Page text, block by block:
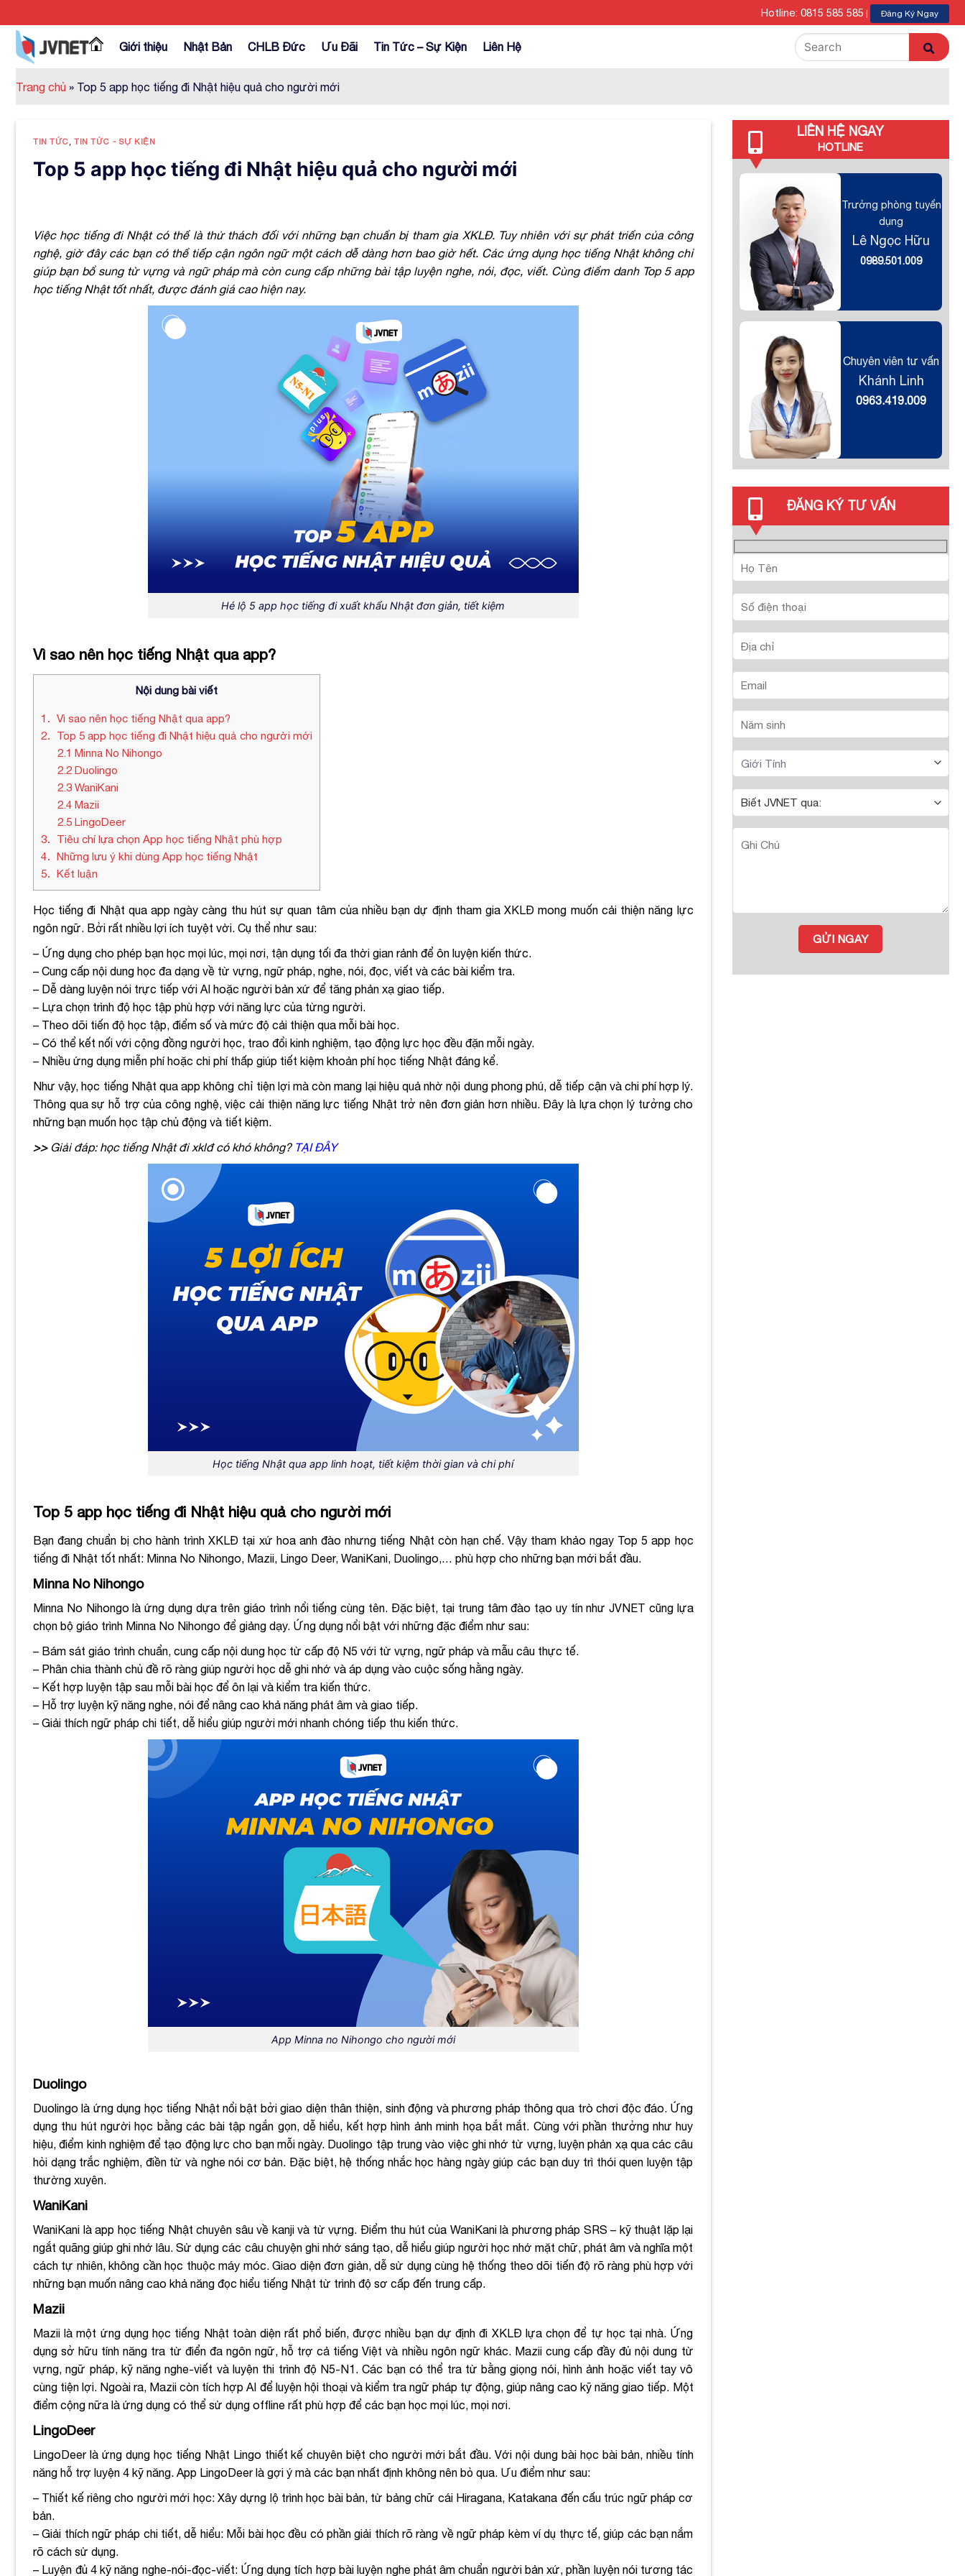
to
content
Hotline: 0815 585 585 Đăng Ký Ngay
Giới thiệu Nhật Bản CHLB Đức Ưu Đãi Tin Tức – Sự Kiện Liên Hệ
Trang chủ » Top 5 app học tiếng đi Nhật hiệu quả cho người mới
TIN TỨC ,TIN TỨC - SỰ KIỆN
Top 5 app học tiếng đi Nhật hiệu quả cho người mới
Việc học tiếng đi Nhật có thể là thử thách đối với những bạn chuẩn bị tham gia XKLĐ. Tuy nhiên với sự phát triển của công
nghệ, giờ đây các bạn có thể tiếp cận ngôn ngữ một cách dễ dàng hơn bao giờ hết. Các ứng dụng học tiếng Nhật không chỉ
giúp bạn bổ sung từ vựng và ngữ pháp mà còn cung cấp những bài tập luyện nghe, nói, đọc, viết. Cùng điểm danh Top 5 app
học tiếng Nhật tốt nhất, được đánh giá cao hiện nay.
Hé lộ 5 app học tiếng đi xuất khẩu Nhật đơn giản, tiết kiệm
Vì sao nên học tiếng Nhật qua app?
Nội dung bài viết
1
Vì sao nên học tiếng Nhật qua app?
2
Top 5 app học tiếng đi Nhật hiệu quả cho người mới
2.1 Minna No Nihongo
2.2Duolingo
2.3WaniKani
2.4Mazii
2.5LingoDeer
3
Tiêu chí lựa chọn App học tiếng Nhật phù hợp
4
Những lưu ý khi dùng App học tiếng Nhật
5
Kết luận
Học tiếng đi Nhật qua app ngày càng thu hút sự quan tâm của nhiều bạn dự định tham gia XKLĐ mong muốn cải thiện năng lực
ngôn ngữ. Bởi rất nhiều lợi ích tuyệt vời. Cụ thể như sau:
– Ứng dụng cho phép bạn học mọi lúc, mọi nơi, tận dụng tối đa thời gian rảnh để ôn luyện kiến thức.
– Cung cấp nội dung học đa dạng về từ vựng, ngữ pháp, nghe, nói, đọc, viết và các bài kiểm tra.
– Dễ dàng luyện nói trực tiếp với AI hoặc người bản xứ để tăng phản xạ giao tiếp.
– Lựa chọn trình độ học tập phù hợp với năng lực của từng người.
– Theo dõi tiến độ học tập, điểm số và mức độ cải thiện qua mỗi bài học.
– Có thể kết nối với cộng đồng người học, trao đổi kinh nghiệm, tạo động lực học đều đặn mỗi ngày.
– Nhiều ứng dụng miễn phí hoặc chi phí thấp giúp tiết kiệm khoản phí học tiếng Nhật đáng kể.
Như vậy, học tiếng Nhật qua app không chỉ tiện lợi mà còn mang lại hiệu quả nhờ nội dung phong phú, dễ tiếp cận và chi phí hợp lý.
Thông qua sự hỗ trợ của công nghệ, việc cải thiện năng lực tiếng Nhật trở nên đơn giản hơn nhiều. Đây là lựa chọn lý tưởng cho
những bạn muốn học tập chủ động và tiết kiệm.
>>Giải đáp: học tiếng Nhật đi xklđ có khó không? TẠI ĐÂY
Học tiếng Nhật qua app linh hoạt, tiết kiệm thời gian và chi phí
Top 5 app học tiếng đi Nhật hiệu quả cho người mới
Bạn đang chuẩn bị cho hành trình XKLĐ tại xứ hoa anh đào nhưng tiếng Nhật còn hạn chế. Vậy tham khảo ngay Top 5 app học
tiếng đi Nhật tốt nhất: Minna No Nihongo, Mazii, Lingo Deer, WaniKani, Duolingo,… phù hợp cho những bạn mới bắt đầu.
Minna No Nihongo
Minna No Nihongo là ứng dụng dựa trên giáo trình nổi tiếng cùng tên. Đặc biệt, tại trung tâm đào tạo uy tín như JVNET cũng lựa
chọn bộ giáo trình Minna No Nihongo để giảng dạy. Ứng dụng nổi bật với những đặc điểm như sau:
– Bám sát giáo trình chuẩn, cung cấp nội dung học từ cấp độ N5 với từ vựng, ngữ pháp và mẫu câu thực tế.
– Phân chia thành chủ đề rõ ràng giúp người học dễ ghi nhớ và áp dụng vào cuộc sống hằng ngày.
– Kết hợp luyện tập sau mỗi bài học để ôn lại và kiểm tra kiến thức.
– Hỗ trợ luyện kỹ năng nghe, nói để nâng cao khả năng phát âm và giao tiếp.
– Giải thích ngữ pháp chi tiết, dễ hiểu giúp người mới nhanh chóng tiếp thu kiến thức.
App Minna no Nihongo cho người mới
Duolingo
Duolingo là ứng dụng học tiếng Nhật nổi bật bởi giao diện thân thiện, sinh động và phương pháp thông qua trò chơi độc đáo. Ứng
dụng thu hút người học bằng các bài tập ngắn gọn, dễ hiểu, kết hợp hình ảnh minh họa bắt mắt. Cùng với phần thưởng như huy
hiệu, điểm kinh nghiệm để tạo động lực cho bạn mỗi ngày. Duolingo tập trung vào việc ghi nhớ từ vựng, luyện phản xạ qua các câu
hỏi dạng trắc nghiệm, điền từ và nghe nói cơ bản. Đặc biệt, hệ thống nhắc học hàng ngày giúp các bạn duy trì thói quen luyện tập
thường xuyên.
WaniKani
WaniKani là app học tiếng Nhật chuyên sâu về kanji và từ vựng. Điểm thu hút của WaniKani là phương pháp SRS – kỹ thuật lặp lại
ngắt quãng giúp ghi nhớ lâu. Sử dụng các câu chuyện ghi nhớ sáng tạo, dễ hiểu giúp người học nhớ mặt chữ, phát âm và nghĩa một
cách tự nhiên, không cần học thuộc máy móc. Giao diện đơn giản, dễ sử dụng cùng hệ thống theo dõi tiến độ rõ ràng phù hợp với
những bạn muốn nâng cao khả năng đọc hiểu tiếng Nhật từ trình độ sơ cấp đến trung cấp.
Mazii
Mazii là một ứng dụng học tiếng Nhật toàn diện rất phổ biến, được nhiều bạn dự định đi XKLĐ lựa chọn để tự học tại nhà. Ứng
dụng sở hữu tính năng tra từ điển đa ngôn ngữ, hỗ trợ cả tiếng Việt và nhiều ngôn ngữ khác. Mazii cung cấp đầy đủ nội dung từ
vựng, ngữ pháp, kỹ năng nghe-viết và luyện thi trình độ N5-N1. Các bạn có thể tra từ bằng giọng nói, hình ảnh hoặc viết tay vô
cùng tiện lợi. Ngoài ra, Mazii còn tích hợp AI để luyện hội thoại và kiểm tra ngữ pháp tự động, giúp nâng cao kỹ năng giao tiếp. Một
điểm cộng nữa là ứng dụng có thể sử dụng offline rất phù hợp để các bạn học mọi lúc, mọi nơi.
LingoDeer
LingoDeer là ứng dụng học tiếng Nhật Lingo thiết kế chuyên biệt cho người mới bắt đầu. Với nội dung bài học bài bản, nhiều tính
năng hỗ trợ luyện 4 kỹ năng. App LingoDeer là gợi ý mà các bạn nhất định không nên bỏ qua. Ưu điểm như sau:
– Thiết kế riêng cho người mới học: Xây dựng lộ trình học bài bản, từ bảng chữ cái Hiragana, Katakana đến cấu trúc ngữ pháp cơ
bản.
– Giải thích ngữ pháp chi tiết, dễ hiểu: Mỗi bài học đều có phần giải thích rõ ràng về ngữ pháp kèm ví dụ thực tế, giúp các bạn nắm
rõ cách sử dụng.
– Luyện đủ 4 kỹ năng nghe-nói-đọc-viết: Ứng dụng tích hợp bài luyện nghe phát âm chuẩn người bản xứ, phần luyện nói tương tác
LIÊN HỆ NGAY
HOTLINE
Trưởng phòng tuyển
dụng
Lê Ngọc Hữu
0989.501.009
Chuyên viên tư vấn
Khánh Linh
0963.419.009
ĐĂNG KÝ TƯ VẤN